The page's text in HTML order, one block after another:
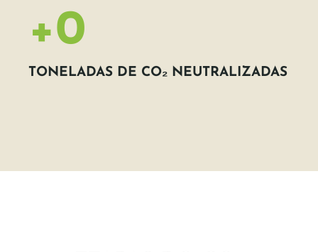
TONELADAS DE CO₂ NEUTRALIZADAS
+0